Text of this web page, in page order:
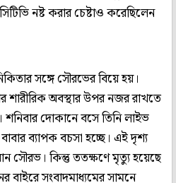
নষ্ট করার চেষ্টাও করেছিলেন
সঙ্গে সৌরভের বিয়ে হয়।
শারীরিক অবস্থার উপর নজর রাখতে
শনিবার দোকানে বসে তিনি লাইভ
ব্যাপক বচসা হচ্ছে। এই দৃশ্য
সৌরভ। কিন্তু ততক্ষণে মৃত্যু হয়েছে
সংবাদমাধ্যমের সামনে